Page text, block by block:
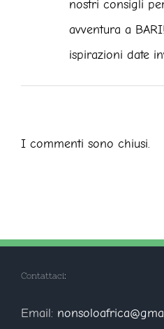
nostri consigli
avventura a
ispirazioni date
I commenti sono chiusi.
Contattaci:
Email: